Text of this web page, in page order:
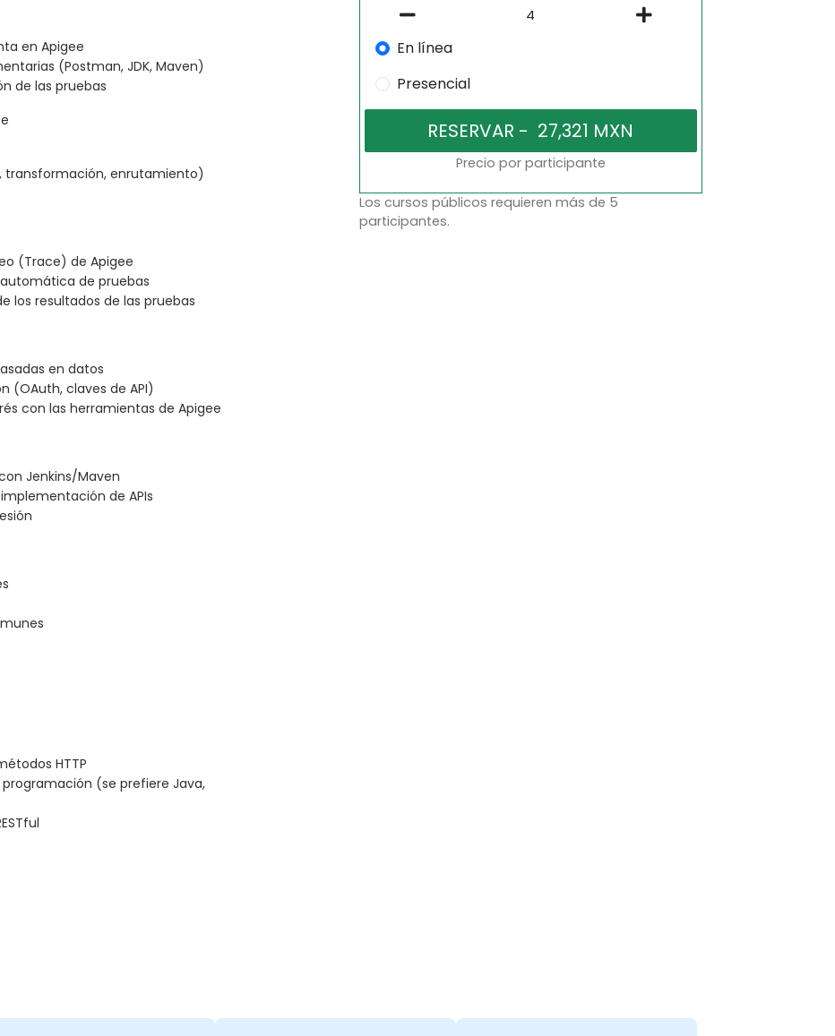
en Apigee
(Postman, JDK, Maven)
de las pruebas
transformación, enrutamiento)
(Trace) de Apigee
de pruebas
los resultados de las pruebas
en datos
(OAuth, claves de API)
con las herramientas de Apigee
Jenkins/Maven
de APIs
HTTP
(se prefiere Java,
En línea
Presencial
Precio por participante
Los cursos públicos requieren más de 5
participantes.